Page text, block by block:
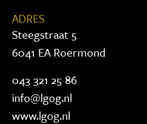
ADRES
Steegstraat 5
6041 EA Roermond
043 321 25 86
info@lgog.nl
www.lgog.nl